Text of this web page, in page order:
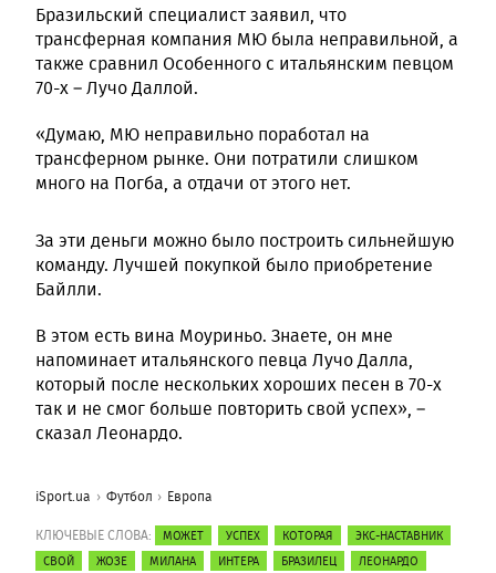
Бразильский специалист заявил, что
трансферная компания МЮ была неправильной, а
также сравнил Особенного с итальянским певцом
70-х – Лучо Даллой.
«Думаю, МЮ неправильно поработал на
трансферном рынке. Они потратили слишком
много на Погба, а отдачи от этого нет.
За эти деньги можно было построить сильнейшую
команду. Лучшей покупкой было приобретение
Байлли.
В этом есть вина Моуриньо. Знаете, он мне
напоминает итальянского певца Лучо Далла,
который после нескольких хороших песен в 70-х
так и не смог больше повторить свой успех», –
сказал Леонардо.
iSport.ua Футбол Европа
КЛЮЧЕВЫЕ СЛОВА: МОЖЕТ УСПЕХ КОТОРАЯ
ЭКС-НАСТАВНИК
СВОЙ
ЖОЗЕ МИЛАНА ИНТЕРА БРАЗИЛЕЦ
ЛЕОНАРДО